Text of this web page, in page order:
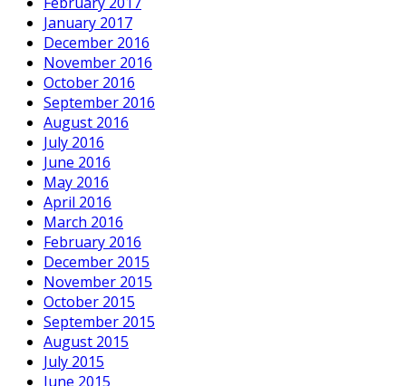
January 2017
December 2016
November 2016
October 2016
September 2016
August 2016
July 2016
June 2016
May 2016
April 2016
March 2016
February 2016
December 2015
November 2015
October 2015
September 2015
August 2015
July 2015
June 2015